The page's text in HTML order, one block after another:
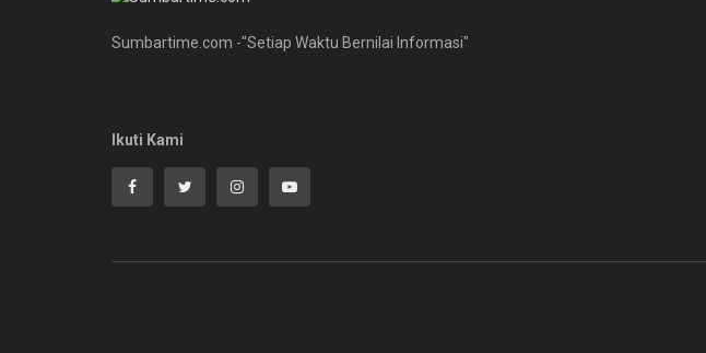
Sumbartime.com -"Setiap Waktu Bernilai Informasi"
Ikuti Kami